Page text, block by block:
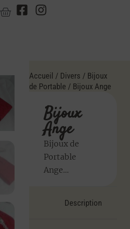
Accueil / Divers / Bijoux
de Portable / Bijoux Ange
Bijoux
Ange
Bijoux de
Portable
Ange…
Description